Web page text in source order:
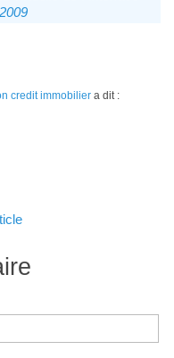
credit immobiliera dit :